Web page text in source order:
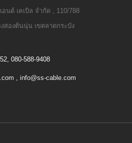
นด์ เคเบิล จำกัด , 110/788
สองต้นนุ่น เขตลาดกระบัง
080-588-9408
, info@ss-cable.com